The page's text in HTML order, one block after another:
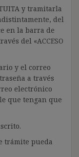
y tramitarla
del
en la barra de
del «ACCESO
y el correo
a través
electrónico
que tengan que
trámite pueda